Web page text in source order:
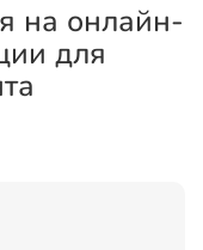
на онлайн-
для